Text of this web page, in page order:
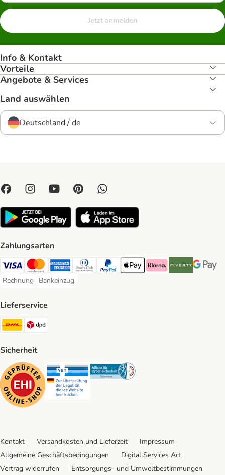
Jetzt anmelden
Info & Kontakt
Vorteile
Angebote & Services
Land auswählen
Deutschland / de
Zahlungsarten
Visa Payment Method
Mastercard Payment Method
American Express Payment Method
Diners Club Payment Method
PayPal Payment Method
Apple Pay Payment Method
Klarna Payment Method
Riverty Payment
Google
Rechnung
Rechnung Payment Method
Bankeinzug
Bankeinzug Payment Method
Lieferservice
DHL Shipping Method
Sicherheit
Security Security Security
Kontakt Versandkosten und Lieferzeit
Impressum
Allgemeine Geschäftsbedingungen
Digital Services Act
Vertrag widerrufen
Entsorgungs- und Umweltbestimmungen